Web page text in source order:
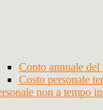
Conto annuale del
Costo personale
non a tempo